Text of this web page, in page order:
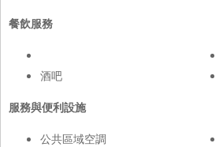
餐飲服務
酒吧
服務與便利設施
公共區域空調